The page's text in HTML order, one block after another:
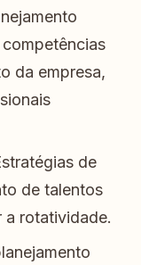
da empresa,
de
de talentos
a rotatividade.